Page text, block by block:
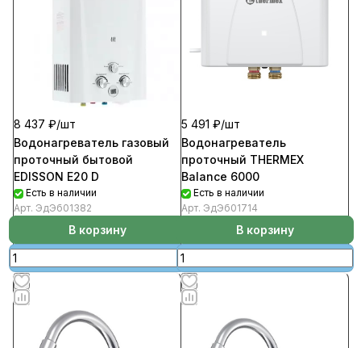
8 437 ₽/шт
Водонагреватель газовый
проточный бытовой
EDISSON E20 D
Есть в наличии
Арт. ЭдЭб01382
В корзину
5 491 ₽/шт
Водонагреватель
проточный THERMEX
Вalance 6000
Есть в наличии
Арт. ЭдЭб01714
В корзину